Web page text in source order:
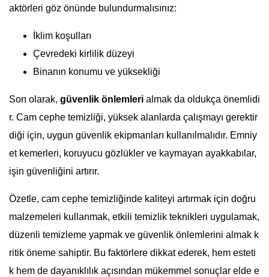
aktörleri göz önünde bulundurmalısınız:
İklim koşulları
Çevredeki kirlilik düzeyi
Binanın konumu ve yüksekliği
Son olarak, güvenlik önlemleri almak da oldukça önemlidi
r. Cam cephe temizliği, yüksek alanlarda çalışmayı gerektir
diği için, uygun güvenlik ekipmanları kullanılmalıdır. Emniy
et kemerleri, koruyucu gözlükler ve kaymayan ayakkabılar,
işin güvenliğini artırır.
Özetle, cam cephe temizliğinde kaliteyi artırmak için doğru
malzemeleri kullanmak, etkili temizlik teknikleri uygulamak,
düzenli temizleme yapmak ve güvenlik önlemlerini almak k
ritik öneme sahiptir. Bu faktörlere dikkat ederek, hem esteti
k hem de dayanıklılık açısından mükemmel sonuçlar elde e